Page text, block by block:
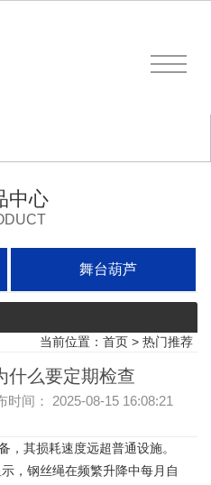
中心
舞台葫芦
当前位置： 首页 > 热门推荐
什么要定期检查
间： 2025-08-15 16:08:21
，其损耗速度远超普通设施。
，钢丝绳在频繁升降中每月自